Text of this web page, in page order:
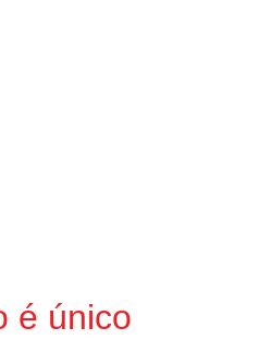
é único